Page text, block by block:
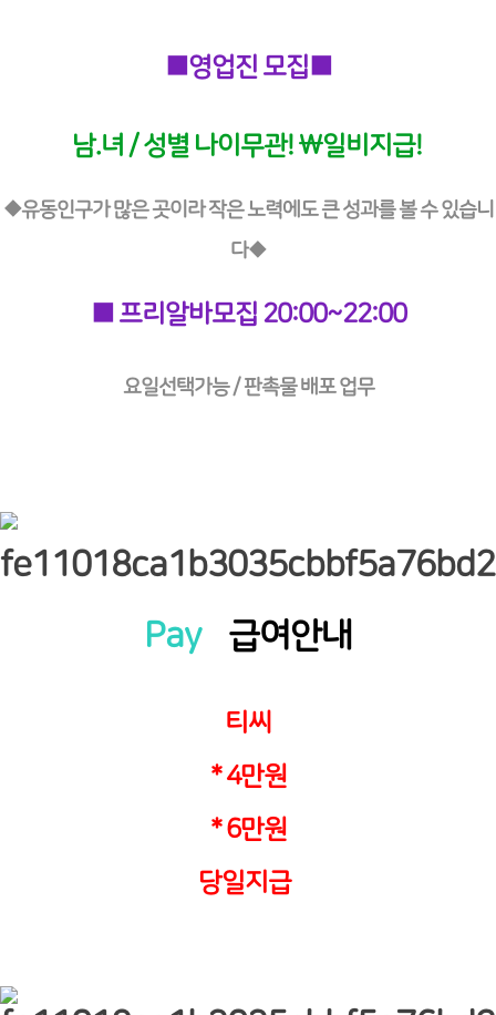
■영업진 모집■
남.녀 / 성별 나이무관! \일비지급!
◆유동인구가 많은 곳이라 작은 노력에도 큰 성과를 볼 수 있습니
다◆
■ 프리알바모집 20:00~22:00
요일선택가능 / 판촉물 배포 업무
Pay 급여안내
티씨
* 4만원
* 6만원
당일지급